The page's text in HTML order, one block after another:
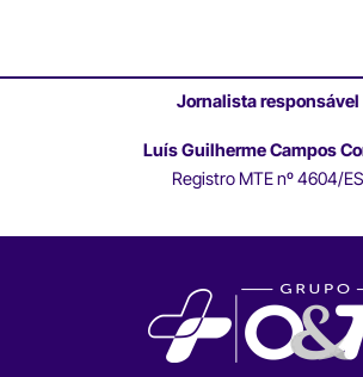
Jornalista responsável
Luís Guilherme Campos
Registro MTE nº 4604/ES